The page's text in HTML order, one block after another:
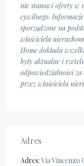
nie stanowi oferty w
cywilnego. Informacje
sporządzone na
właściciela
Home dokłada
były aktualne i
odpowiedzialności
przez właściciela
Adres
Adres:Via Vincenzo